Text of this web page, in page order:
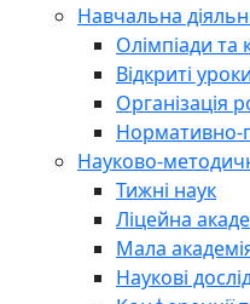
Навчальна
Олімпіади та
Відкриті
Організація
Нормативно-
Науково-
Тижні наук
Ліцейна
Мала
Наукові